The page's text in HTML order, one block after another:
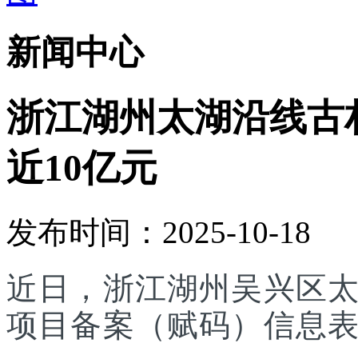
新闻中心
浙江湖州太湖沿线
近10亿元
发布时间：2025-10-18
近日，浙江湖州吴兴区
项目备案（赋码）信息